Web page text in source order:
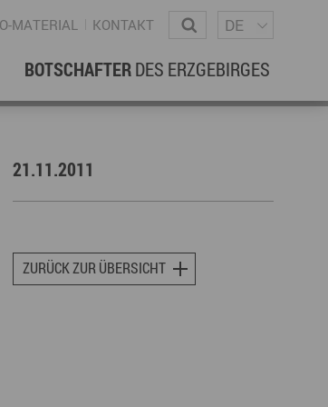
MATERIAL KONTAKT Wonach suchen Sie?
DE
BOTSCHAFTERDES ERZGEBIRGES
21.11.2011
ZURÜCK ZUR ÜBERSICHT